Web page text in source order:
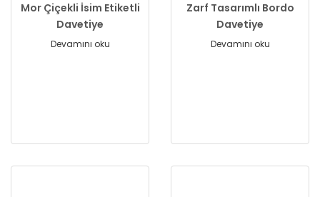
Mor Çiçekli İsim Etiketli
Davetiye
Devamını oku
Zarf Tasarımlı Bordo
Davetiye
Devamını oku